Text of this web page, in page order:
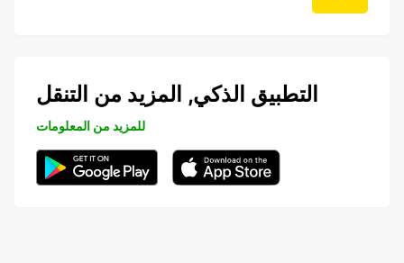
التطبيق الذكي, المزيد من التنقل
للمزيد من المعلومات